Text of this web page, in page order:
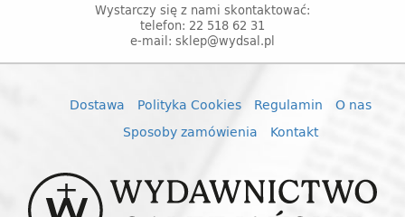
Wystarczy się z nami skontaktować:
telefon: 22 518 62 31
e-mail: sklep@wydsal.pl
Dostawa Polityka Cookies Regulamin
O nas
Sposoby zamówienia
Kontakt